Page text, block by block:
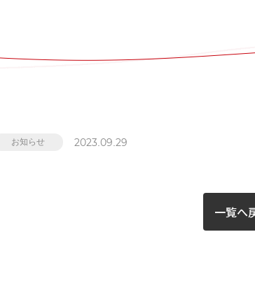
お知らせ 2023.09.29
一覧へ